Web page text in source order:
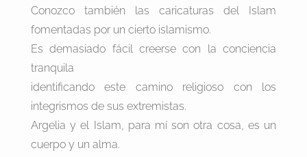
Conozco también las caricaturas del Islam
fomentadas por un cierto islamismo.
Es demasiado fácil creerse con la conciencia
tranquila
identificando este camino religioso con los
integrismos de sus extremistas.
Argelia y el Islam, para mí son otra cosa, es un
cuerpo y un alma.